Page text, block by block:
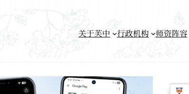
关于芙中 行政机构 师资阵容